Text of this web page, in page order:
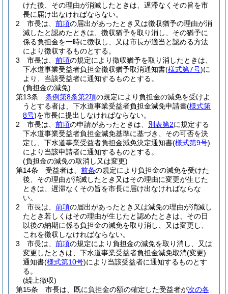
けた後、その理由が消滅したときは、遅滞なくその旨を市
長に届け出なければならない。
2
市長は、 前項の届出があったとき又は徴収猶予の理由が消
滅したと認めたときは、徴収猶予を取り消し、その猶予に
係る負担金を一時に徴収し、又は市長が適当と認める方法
により徴収するものとする。
3
市長は、 前項の規定により徴収猶予を取り消したときは、
下水道事業受益者負担金徴収猶予取消通知書(様式第7号)に
より、当該受益者に通知するものとする。
(負担金の減免)
第13条
条例第8条第2項の規定により負担金の減免を受けよ
うとする者は、下水道事業受益者負担金減免申請書(様式第
8号)を市長に提出しなければならない。
2
市長は、 前項の申請があったときは、 別表第2に規定する
下水道事業受益者負担金減免基準に基づき、その可否を決
定し、下水道事業受益者負担金減免決定通知書(様式第9号)
により当該申請者に通知するものとする。
(負担金の減免の取消し又は変更)
第14条
受益者は、 前条の規定により負担金の減免を受けた
後、その理由が消滅したとき又はその理由に変更が生じた
ときは、遅滞なくその旨を市長に届け出なければならな
い。
2
市長は、 前項の届出があったとき又は減免の理由が消滅し
たとき若しくはその理由が生じたと認めたときは、その日
以後の納期に係る負担金の減免を取り消し、又は変更し、
これを徴収しなければならない。
3
市長は、 前項の規定により負担金の減免を取り消し、又は
変更したときは、下水道事業受益者負担金減免取消(変更)
通知書(様式第10号)により当該受益者に通知するものとす
る。
(繰上徴収)
第15条
市長は、既に負担金の額の確定した受益者が次の各